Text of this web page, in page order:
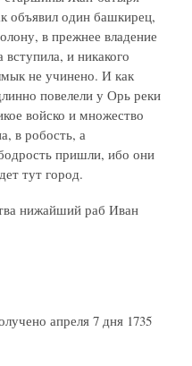
объявил один башкирец,
в прежнее владение
и никакого
не учинено. И как
повелели у Орь реки
войско и множество
в робость, а
пришли, ибо они
тут город.
нижайший раб Иван
апреля 7 дня 1735